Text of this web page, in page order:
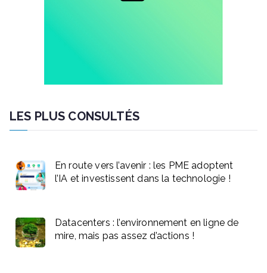
LES PLUS CONSULTÉS
En route vers l’avenir : les PME adoptent
l’IA et investissent dans la technologie !
Datacenters : l’environnement en ligne de
mire, mais pas assez d’actions !